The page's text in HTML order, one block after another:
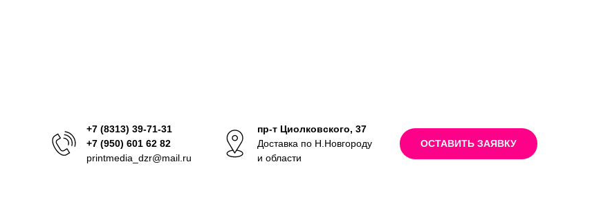
+7 (8313) 39-71-31
+7 (950) 601 62 82
printmedia_dzr@mail.ru
пр-т Циолковского, 37
Доставка по Н.Новгороду
и области
ОСТАВИТЬ ЗАЯВКУ